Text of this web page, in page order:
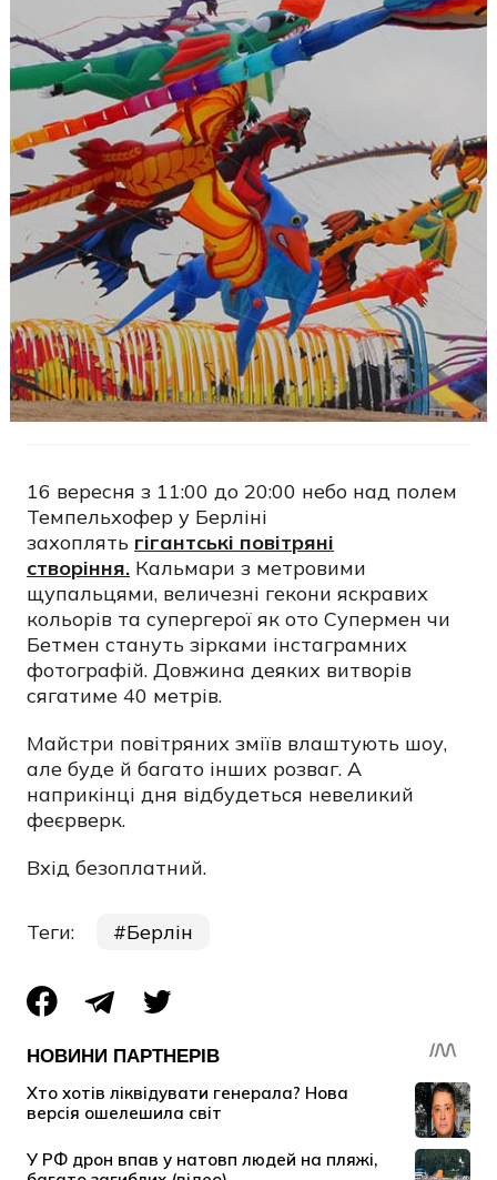
16 вересня з 11:00 до 20:00 небо над полем
Темпельхофер у Берліні
захоплять гігантські повітряні
створіння. Кальмари з метровими
щупальцями, величезні гекони яскравих
кольорів та супергерої як ото Супермен чи
Бетмен стануть зірками інстаграмних
фотографій. Довжина деяких витворів
сягатиме 40 метрів.
Майстри повітряних зміїв влаштують шоу,
але буде й багато інших розваг. А
наприкінці дня відбудеться невеликий
феєрверк.
Вхід безоплатний.
Теги: Берлін